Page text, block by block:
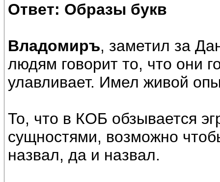
Ответ: Образы букв
Владомиръ, заметил за
людям говорит то, что они
улавливает. Имел живой
То, что в КОБ обзывается
сущностями, возможно
назвал, да и назвал.